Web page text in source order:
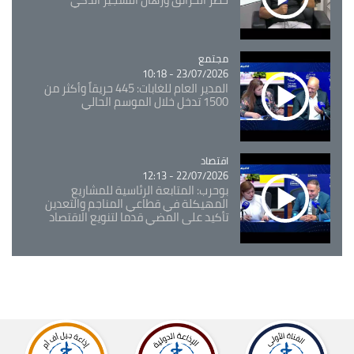
Catégorie
مجتمع
23/07/2026 - 10:18
المدير العام للغابات: 445 حريقاً وأكثر من
1500 تدخل خلال الموسم الحالي
Catégorie
اقتصاد
22/07/2026 - 12:13
بوحرب: المتابعة الرئاسية للمشاريع
المهيكلة في قطاعي المناجم والتعدين
تأكيد على المضي قدما لتنويع الاقتصاد